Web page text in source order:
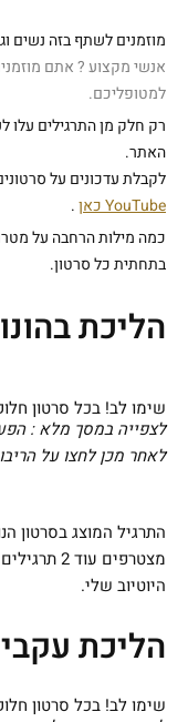
מוזמנים לשתף בזה נשים
אנשי מקצוע ? אתם
למטופליכם.
רק חלק מן התרגילים עלו
האתר.
לקבלת עדכונים על
YouTube כאן
.
כמה מילות הרחבה על
בתחתית כל סרטון.
הליכת
שימו לב! בכל סרטון
לצפייה במסך מלא :
לאחר מכן לחצו על
התרגיל המוצג בסרטון
מצטרפים עוד 2 תרגילים
היוטיוב שלי.
הליכת
שימו לב! בכל סרטון